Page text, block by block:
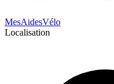
MesAidesVélo
Localisation